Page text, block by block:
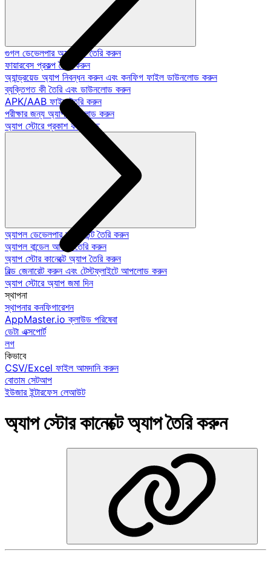
গুগল ডেভেলপার অ্যাকাউন্ট তৈরি করুন
ফায়ারবেস প্রকল্প তৈরি করুন
অ্যান্ড্রয়েড অ্যাপ নিবন্ধন করুন এবং কনফিগ ফাইল ডাউনলোড করুন
ব্যক্তিগত কী তৈরি এবং ডাউনলোড করুন
APK/AAB ফাইল তৈরি করুন
পরীক্ষার জন্য অ্যাপ আপলোড করুন
অ্যাপ স্টোরে প্রকাশ করা হচ্ছে
অ্যাপল ডেভেলপার অ্যাকাউন্ট তৈরি করুন
অ্যাপল বান্ডেল আইডি তৈরি করুন
অ্যাপ স্টোর কানেক্টে অ্যাপ তৈরি করুন
বিল্ড জেনারেট করুন এবং টেস্টফ্লাইটে আপলোড করুন
অ্যাপ স্টোরে অ্যাপ জমা দিন
স্থাপনা
স্থাপনার কনফিগারেশন
AppMaster.io ক্লাউড পরিষেবা
ডেটা এক্সপোর্ট
লগ
কিভাবে
CSV/Excel ফাইল আমদানি করুন
বোতাম সেটআপ
ইউজার ইন্টারফেস লেআউট
অ্যাপ স্টোর কানেক্টে অ্যাপ তৈরি করুন